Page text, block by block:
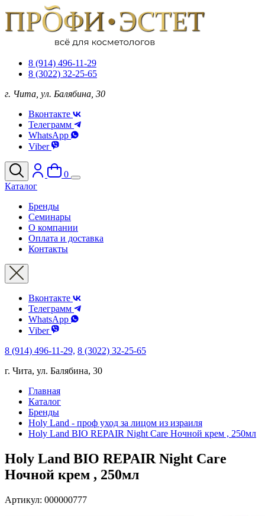
8 (914) 496-11-29
8 (3022) 32-25-65
г. Чита, ул. Балябина, 30
Вконтакте
Телеграмм
WhatsApp
Viber
0
Каталог
Бренды
Семинары
О компании
Оплата и доставка
Контакты
Вконтакте
Телеграмм
WhatsApp
Viber
8 (914) 496-11-29, 8 (3022) 32-25-65
г. Чита, ул. Балябина, 30
Главная
Каталог
Бренды
Holy Land - проф уход за лицом из израиля
Holy Land BIO REPAIR Night Care Ночной крем , 250мл
Holy Land BIO REPAIR Night Care
Ночной крем , 250мл
Артикул: 000000777